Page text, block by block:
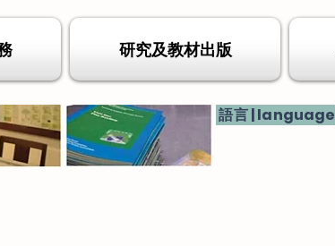
研究及教材出版
語言 | language